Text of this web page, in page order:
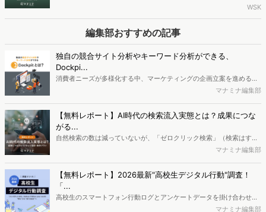
げています。2024年に始動した政府主導の「体重管理年」プロジェ
クトを経て、国民の意識はダイエットから全天候型のライフスタイル
へと進化しています。本記事では、春節後の爆発的な需要を背景に、
タイパを重視した「機能性食品のスナック化」や、小紅書（RED）等
のコンテンツECが牽引する最新の消費トレンドを詳説。変容する中国
若年層の心理を読み解き、日本企業が中国の巨大な健康市場を攻略す
るためのヒントを提示します。
WSK
編集部おすすめの記事
独自の競合サイト分析やキーワード分析ができる、
Dockpi...
消費者ニーズが多様化する中、マーケティングの企画立案を進める上
で、競合分析や消費者分析の重要性がより高まっています。Web行動
データを活用し、Web上の消費者行動を起点とした競合サイト分析や
消費者分析が可能です。今回はDockpitならではの利便性の高い機能
や活用方法を解説します。
マナミナ編集部
【無料レポート】AI時代の検索流入実態とは？成果につな
がる...
自然検索の数は減っていないが、「ゼロクリック検索」（検索はする
がページには流入しない）の割合が増加しているのが、AI時代の検索
か、また、要因を理解した上で、成果に確実につながるコンテンツを
制作するにはどうするべきなのでしょうか。本レポートはこのような
疑問をお抱えのSEO・Webマーケティングご担当者様におすすめの内
容となっています。※本レポートは記事のフォームから無料でダウン
マナミナ編集部
【無料レポート】2026最新"高校生デジタル行動"調査！
「...
高校生のスマートフォン行動ログとアンケートデータを掛け合わせ、
最新の若年層（高校生）におけるデジタル行動実態やSNSの利用傾向
マナミナ編集部